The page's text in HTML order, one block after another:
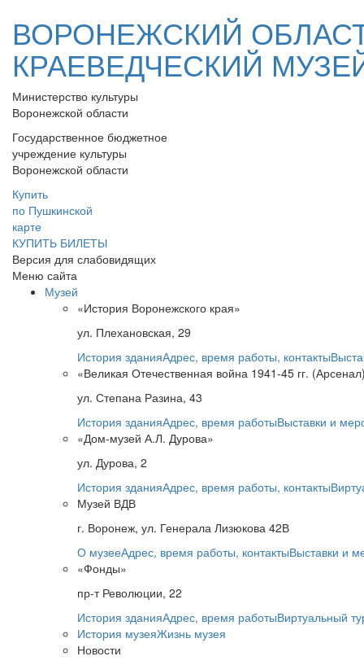
ВОРОНЕЖСКИЙ
КРАЕВЕДЧЕСКИЙ
Министерство культуры
Воронежской области
Государственное бюджетное
учреждение культуры
Воронежской области
Купить
по Пушкинской
карте
КУПИТЬ БИЛЕТЫ
Версия для слабовидящих
Меню сайта
Музей
«История Воронежского края»
ул. Плехановская, 29
История зданияАдрес, время работы, контакты
«Великая Отечественная война 1941-45 гг.
ул. Степана Разина, 43
История зданияАдрес, время работыВыставки и
«Дом-музей А.Л. Дурова»
ул. Дурова, 2
История зданияАдрес, время работы, контакты
Музей ВДВ
г. Воронеж, ул. Генерала Лизюкова 42В
О музееАдрес, время работы, контактыВыставки и
«Фонды»
пр-т Революции, 22
История зданияАдрес, время работыВиртуальный
История музеяЖизнь музея
Новости